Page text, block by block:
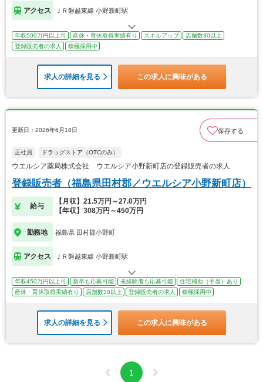
アクセス ＪＲ磐越東線 小野新町駅
年収500万円以上可 産休・育休取得実績有り スキルアップ
店舗数30以上
登録販売者の求人
積極採用中
求人の詳細を見る この求人に興味がある
更新日：2026年6月18日 保存する
正社員 ドラッグストア（OTCのみ）
ウエルシア薬局株式会社 ウエルシア小野新町店の登録販売者の求人
登録販売者（福島県田村郡／ウエルシア小野新町店）
給与
【月収】21.5万円～27.0万円
【年収】308万円～450万円
勤務地 福島県 田村郡小野町
アクセス ＪＲ磐越東線 小野新町駅
年収450万円以上可 新卒も応募可能 未経験者も応募可能
住宅補助（手当）あり
産休・育休取得実績有り
店舗数30以上 登録販売者の求人 積極採用中
求人の詳細を見る この求人に興味がある
1